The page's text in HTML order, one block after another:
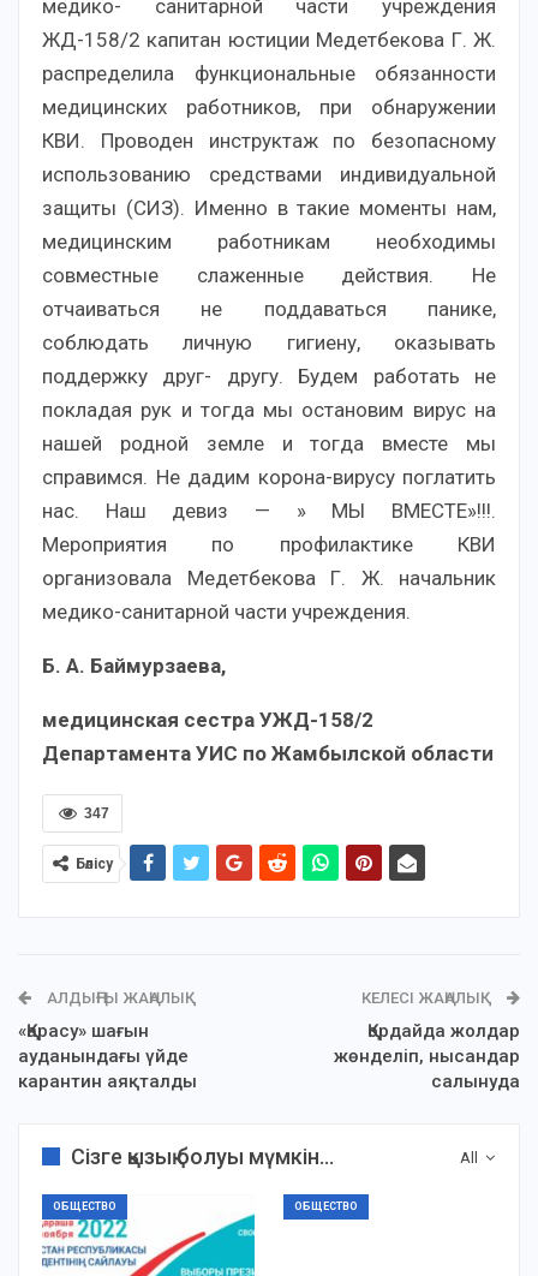
медико- санитарной части учреждения
ЖД-158/2 капитан юстиции Медетбекова Г. Ж.
распределила функциональные обязанности
медицинских работников, при обнаружении
КВИ. Проводен инструктаж по безопасному
использованию средствами индивидуальной
защиты (СИЗ). Именно в такие моменты нам,
медицинским работникам необходимы
совместные слаженные действия. Не
отчаиваться не поддаваться панике,
соблюдать личную гигиену, оказывать
поддержку друг- другу. Будем работать не
покладая рук и тогда мы остановим вирус на
нашей родной земле и тогда вместе мы
справимся. Не дадим корона-вирусу поглатить
нас. Наш девиз — » МЫ ВМЕСТЕ»!!!.
Мероприятия по профилактике КВИ
организовала Медетбекова Г. Ж. начальник
медико-санитарной части учреждения.
Б. А. Баймурзаева,
медицинская сестра УЖД-158/2
Департамента УИС по Жамбылской области
347
Бөлісу
АЛДЫҢҒЫ ЖАҢАЛЫҚ
«Қарасу» шағын
ауданындағы үйде
карантин аяқталды
КЕЛЕСІ ЖАҢАЛЫҚ
Қордайда жолдар
жөнделіп, нысандар
салынуда
All
Сізге қызық болуы мүмкін...
ОБЩЕСТВО ОБЩЕСТВО